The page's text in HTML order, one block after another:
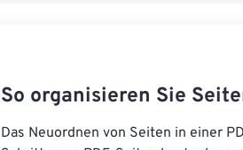
So organisieren Sie
Das Neuordnen von Seiten in einer